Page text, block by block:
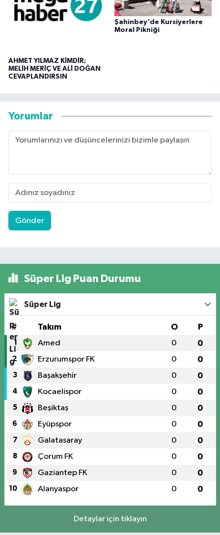
AHMET YILMAZ KİMDİR;
MELİH MERİÇ VE ALİ DOĞAN
CEVAPLANDIRSIN
Şahinbey'de Kursiyerlere
Moral Pikniği
Yorumlar
Gönder
Süper Lig Puan Durumu
Süper Lig
# Takım O P
1 Amed 0 0
2 Erzurumspor FK 0 0
3 Başakşehir 0 0
4 Kocaelispor 0 0
5 Beşiktaş 0 0
6 Eyüpspor 0 0
7 Galatasaray 0 0
8 Çorum FK 0 0
9 Gaziantep FK 0 0
10 Alanyaspor 0 0
Detaylar için tıklayın